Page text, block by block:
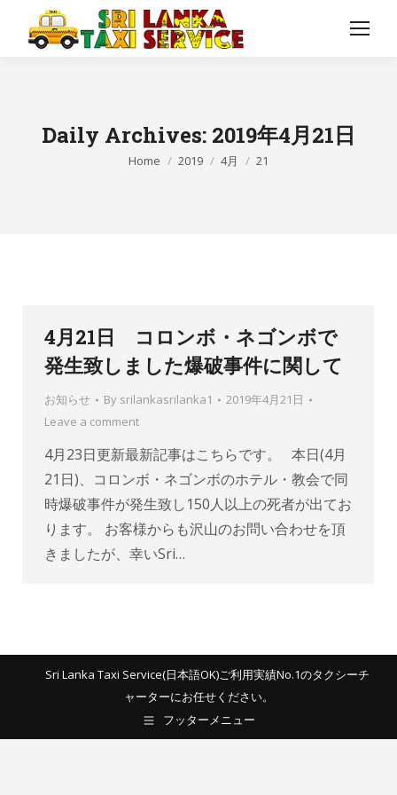
Daily Archives: 2019年4月21日
You are here:
Home 2019 4月 21
4月21日 コロンボ・ネゴンボで
発生致しました爆破事件に関して
お知らせ By srilankasrilanka1
2019年4月21日
Leave a comment
4月23日更新最新記事はこちらです。 本日(4月
21日)、コロンボ・ネゴンボのホテル・教会で同
時爆破事件が発生致し150人以上の死者が出てお
ります。 お客様からも沢山のお問い合わせを頂
きましたが、幸いSri…
Sri Lanka Taxi Service(日本語OK)ご利用実績No.1のタクシーチ
ャーターにお任せください。
フッターメニュー